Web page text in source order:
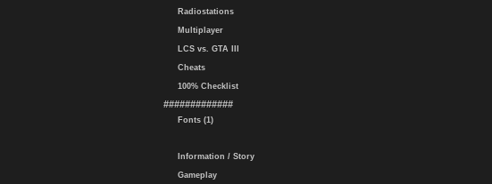
Radiostations
Multiplayer
LCS vs. GTA III
Cheats
100% Checklist
#############
Fonts (1)
Information / Story
Gameplay